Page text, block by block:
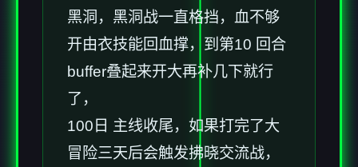
黑洞，黑洞战一直格挡，血不够
开由衣技能回血撑，到第10 回合
buffer叠起来开大再补几下就行
了，
100日 主线收尾，如果打完了大
冒险三天后会触发拂晓交流战，